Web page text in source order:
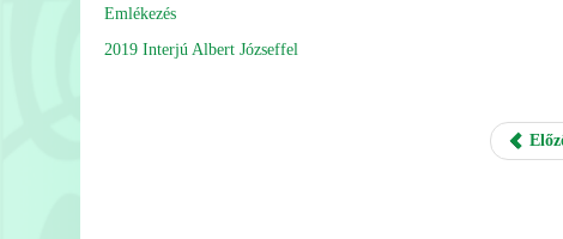
Emlékezés
2019 Interjú Albert Józseffel